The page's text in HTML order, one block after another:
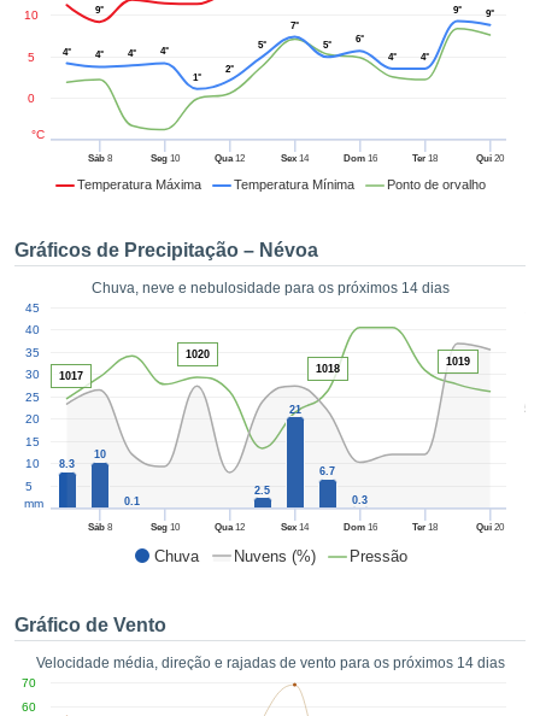
opções:
e
forma
digital
de alta
sem
custo.
botão
ao
o
no
como
um perfil
ACEITAR
CONTINUAR
CONFIGURAÇÕES
Temperatura Máxima Temperatura Mínima Ponto de orvalho
Sáb8 Seg10 Qua12 Sex 14 Dom16 Ter 18 Qui 20
0
5
10
°C
9°
4° 4° 4° 4°
1°
2°
5°
7°
5°
6°
4°
4°
9° 9°
Gráficos de Precipitação – Névoa
Chuva, neve e nebulosidade para os próximos 14 dias
Chuva Nuvens (%) Pressão
50
Sáb8 Seg10 Qua12 Sex 14 Dom16 Ter 18 Qui 20
5
10
15
20
25
30
35
40
45
mm
8.3
10
0.1
2.5
21
6.7
0.3
1017
1020
1018
1019
Gráfico de Vento
Velocidade média, direção e rajadas de vento para os próximos 14 dias
60
70